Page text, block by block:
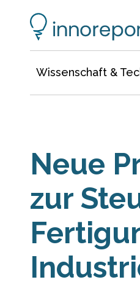
Wissenschaft &
Neue
zur